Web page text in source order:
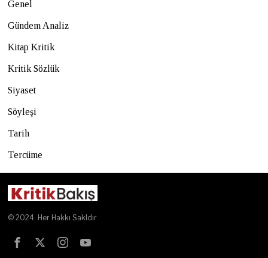
Genel
Gündem Analiz
Kitap Kritik
Kritik Sözlük
Siyaset
Söyleşi
Tarih
Tercüme
© 2024. Her Hakkı Sakldır